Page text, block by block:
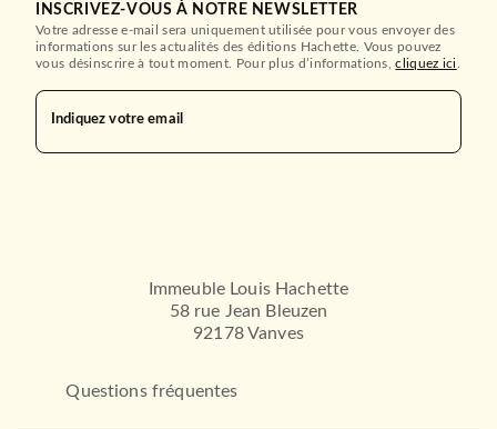
INSCRIVEZ-VOUS À NOTRE NEWSLETTER
Votre adresse e-mail sera uniquement utilisée pour vous envoyer des
informations sur les actualités des éditions Hachette. Vous pouvez
vous désinscrire à tout moment. Pour plus d’informations,cliquez ici
Indiquez votre email
Immeuble Louis Hachette
58 rue Jean Bleuzen
92178 Vanves
Questions fréquentes